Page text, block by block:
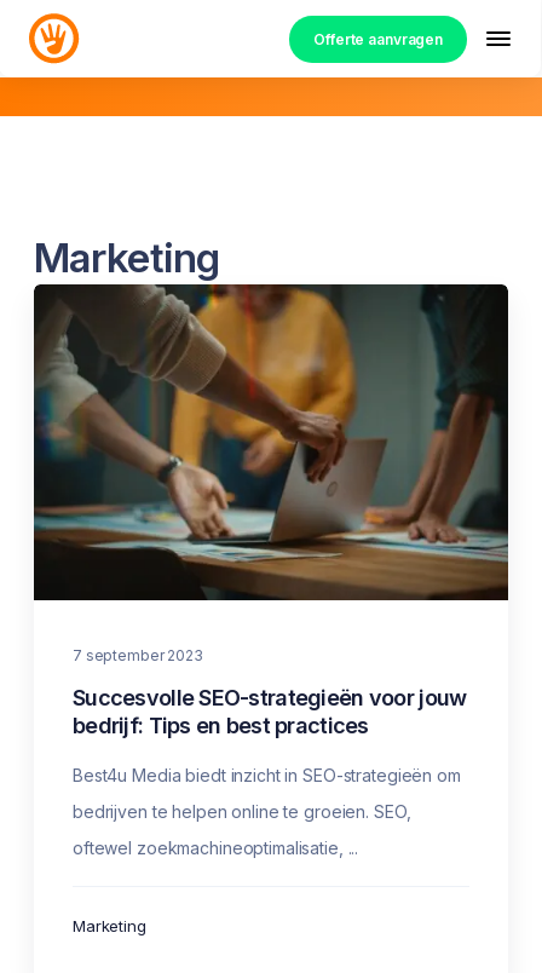
Offerte aanvragen
Marketing
7 september 2023
Succesvolle SEO-strategieën voor jouw
bedrijf: Tips en best practices
Best4u Media biedt inzicht in SEO-strategieën om
bedrijven te helpen online te groeien. SEO,
oftewel zoekmachineoptimalisatie, ...
Marketing